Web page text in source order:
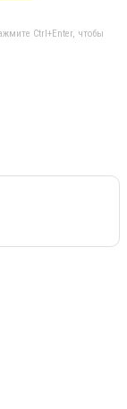
Ctrl+Enter, чтобы